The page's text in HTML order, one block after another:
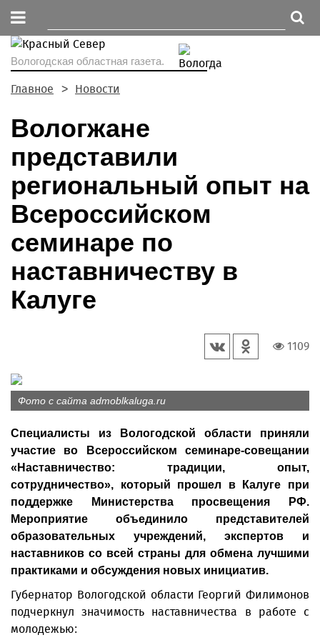
Вологодская областная газета.
Главное Новости
Вологжане
представили
региональный опыт на
Всероссийском
семинаре по
наставничеству в
Калуге
1109
Фото с сайта admoblkaluga.ru
Специалисты из Вологодской области приняли
участие во Всероссийском семинаре-совещании
«Наставничество: традиции, опыт,
сотрудничество», который прошел в Калуге при
поддержке Министерства просвещения РФ.
Мероприятие объединило представителей
образовательных учреждений, экспертов и
наставников со всей страны для обмена лучшими
практиками и обсуждения новых инициатив.
Губернатор Вологодской области Георгий Филимонов
подчеркнул значимость наставничества в работе с
молодежью: